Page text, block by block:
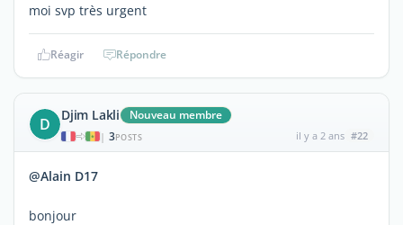
moi svp très urgent
Réagir Répondre
D Djim Lakli Nouveau membre
| 3POSTS il y a 2 ans #22
@Alain D17
bonjour